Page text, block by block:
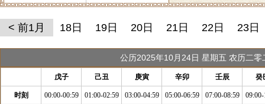
< 前1月 18日 19日 20日 21日 22日 23日
公历2025年10月24日 星期五 农历二
戊子 己丑 庚寅 辛卯 壬辰 癸
时刻 00:00-00:59 01:00-02:59 03:00-04:59 05:00-06:59 07:00-08:59